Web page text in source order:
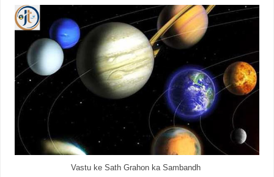
Vastu ke Sath Grahon ka Sambandh